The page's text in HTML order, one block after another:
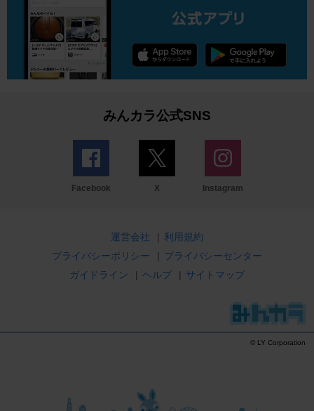
みんカラ公式SNS
Facebook X Instagram
運営会社 | 利用規約
プライバシーポリシー
| プライバシーセンター
ガイドライン
| ヘルプ | サイトマップ
© LY Corporation